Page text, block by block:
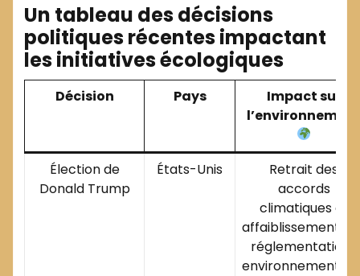
Un tableau des décisions
politiques récentes impactant
les initiatives écologiques
Décision Pays
Impact sur
l’environnement
Élection de
Donald Trump
États-Unis
Retrait des
accords
climatiques et
affaiblissement
réglementations